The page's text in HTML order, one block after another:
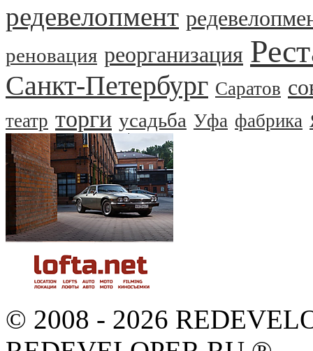
редевелопмент
реновация реорганизация
Санкт-Петербург Саратов
театр торги усадьба Уфа фабрика
© 2008 - 2026